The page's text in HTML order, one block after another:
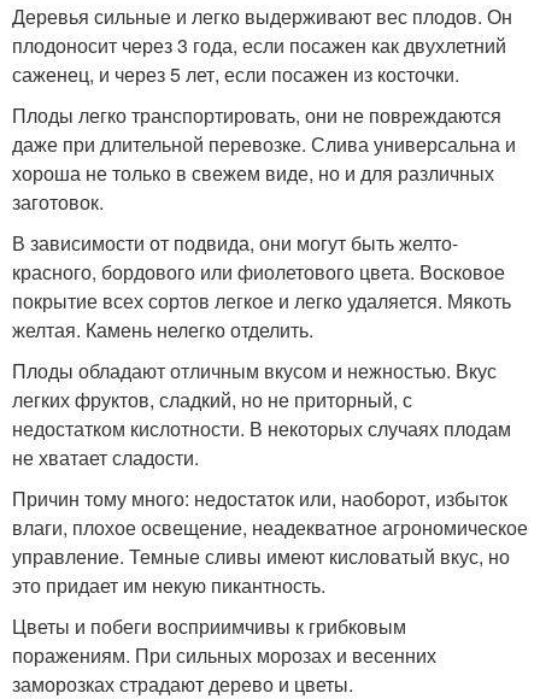
Деревья сильные и легко выдерживают вес плодов. Он
плодоносит через 3 года, если посажен как двухлетний
саженец, и через 5 лет, если посажен из косточки.
Плоды легко транспортировать, они не повреждаются
даже при длительной перевозке. Слива универсальна и
хороша не только в свежем виде, но и для различных
заготовок.
В зависимости от подвида, они могут быть желто-
красного, бордового или фиолетового цвета. Восковое
покрытие всех сортов легкое и легко удаляется. Мякоть
желтая. Камень нелегко отделить.
Плоды обладают отличным вкусом и нежностью. Вкус
легких фруктов, сладкий, но не приторный, с
недостатком кислотности. В некоторых случаях плодам
не хватает сладости.
Причин тому много: недостаток или, наоборот, избыток
влаги, плохое освещение, неадекватное агрономическое
управление. Темные сливы имеют кисловатый вкус, но
это придает им некую пикантность.
Цветы и побеги восприимчивы к грибковым
поражениям. При сильных морозах и весенних
заморозках страдают дерево и цветы.